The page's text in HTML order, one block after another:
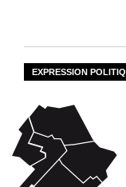
EXPRESSION